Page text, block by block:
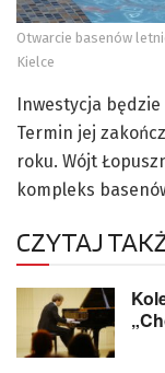
Otwarcie basenów
Kielce
Inwestycja będzie
Termin jej
roku. Wójt
kompleks
CZYTAJ